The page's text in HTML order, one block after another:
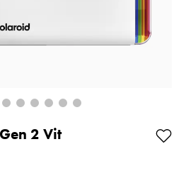
I lager
Pris:499 kr
499 kr
2 Vit